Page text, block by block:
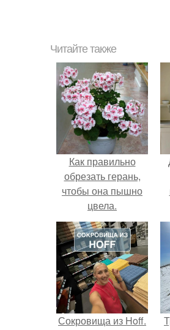
Читайте также
Как правильно
обрезать герань,
чтобы она пышно
цвела.
Сокровища из Hoff.